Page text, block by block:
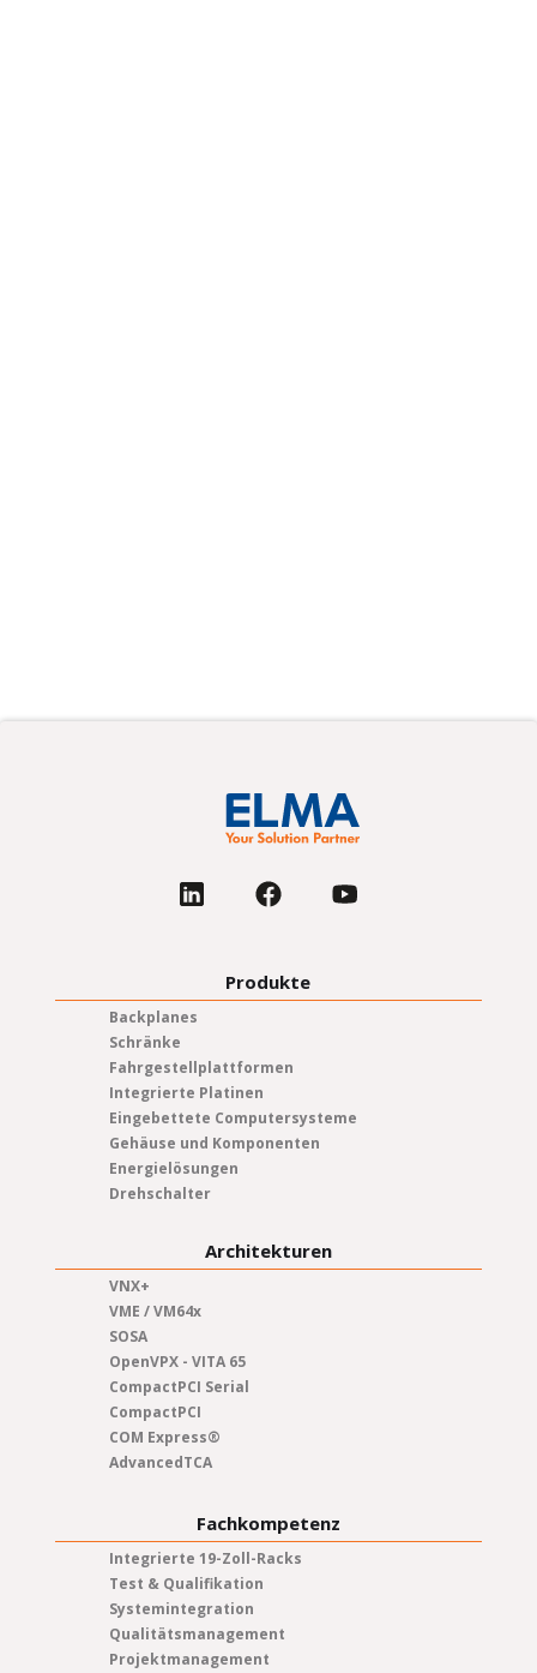
Produkte
Backplanes
Schränke
Fahrgestellplattformen
Integrierte Platinen
Eingebettete Computersysteme
Gehäuse und Komponenten
Energielösungen
Drehschalter
Architekturen
VNX+
VME / VM64x
SOSA
OpenVPX - VITA 65
CompactPCI Serial
CompactPCI
COM Express®
AdvancedTCA
Fachkompetenz
Integrierte 19-Zoll-Racks
Test & Qualifikation
Systemintegration
Qualitätsmanagement
Projektmanagement